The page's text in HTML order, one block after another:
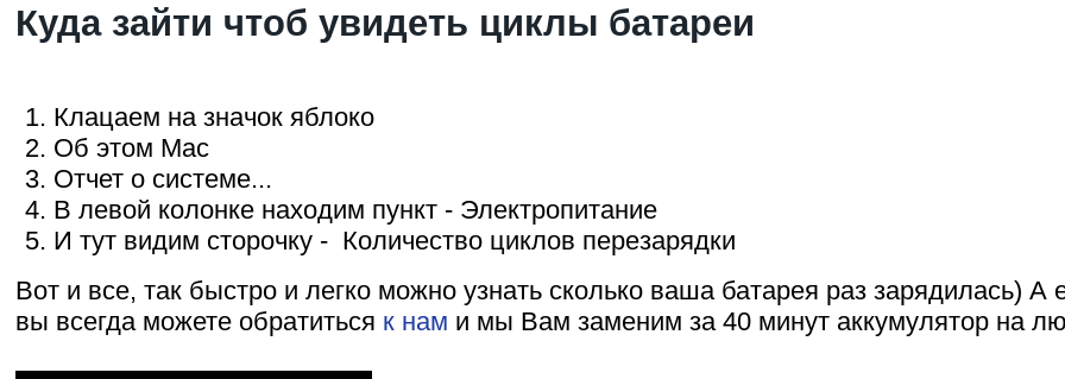
Куда зайти чтоб увидеть циклы батареи
Клацаем на значок яблоко
Об этом Mac
Отчет о системе...
В левой колонке находим пункт - Электропитание
И тут видим сторочку - Количество циклов перезарядки
Вот и все, так быстро и легко можно узнать сколько ваша батарея раз зарядилась) А
вы всегда можете обратиться к нам и мы Вам заменим за 40 минут аккумулятор на